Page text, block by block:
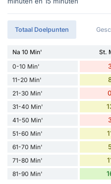
Totaal Doelpunten
Na 10 Min' St.
0-10 Min'
11-20 Min'
21-30 Min'
31-40 Min'
41-50 Min'
51-60 Min'
61-70 Min'
71-80 Min'
81-90 Min'